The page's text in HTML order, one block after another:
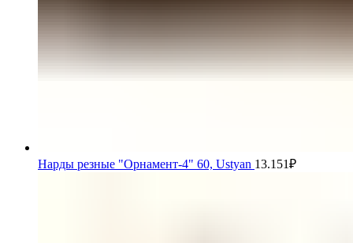
Нарды резные "Орнамент-4" 60, Ustyan 13.151₽